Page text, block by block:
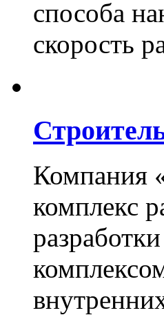
способа
скорость
Компания
комплекс